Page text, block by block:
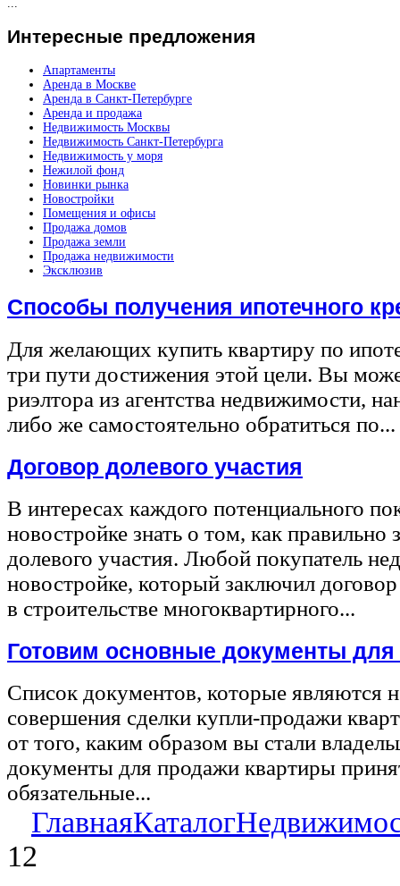
Интересные предложения
Апартаменты
Аренда в Москве
Аренда в Санкт-Петербурге
Аренда и продажа
Недвижимость Москвы
Недвижимость Санкт-Петербурга
Недвижимость у моря
Нежилой фонд
Новинки рынка
Новостройки
Помещения и офисы
Продажа домов
Продажа земли
Продажа недвижимости
Эксклюзив
Способы получения ипотечного
Для желающих купить квартиру по
три пути достижения этой цели. Вы
риэлтора из агентства недвижимости,
либо же самостоятельно обратиться по...
Договор долевого участия
В интересах каждого потенциального
новостройке знать о том, как правильно
долевого участия. Любой покупатель
новостройке, который заключил
в строительстве многоквартирного...
Готовим основные документы
Список документов, которые являются
совершения сделки купли-продажи
от того, каким образом вы стали
документы для продажи квартиры
обязательные...
ГлавнаяКаталог
12